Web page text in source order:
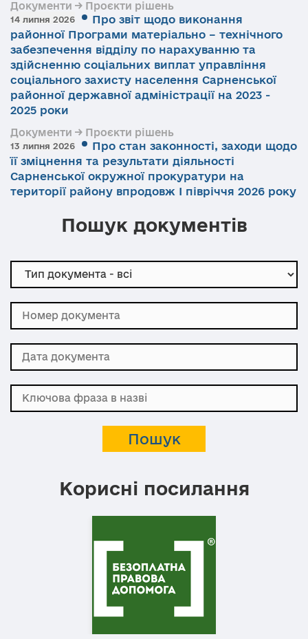
Документи → Проєкти рішень
14 липня 2026
Про звіт щодо виконання
районної Програми матеріально – технічного
забезпечення відділу по нарахуванню та
здійсненню соціальних виплат управління
соціального захисту населення Сарненської
районної державної адміністрації на 2023 -
2025 роки
Документи → Проєкти рішень
13 липня 2026
Про стан законності, заходи щодо
її зміцнення та результати діяльності
Сарненської окружної прокуратури на
території району впродовж І півріччя 2026 року
Пошук документів
Корисні посилання